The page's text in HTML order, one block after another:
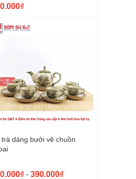
trà dáng bưởi vẽ chuồn
- 390.000₫